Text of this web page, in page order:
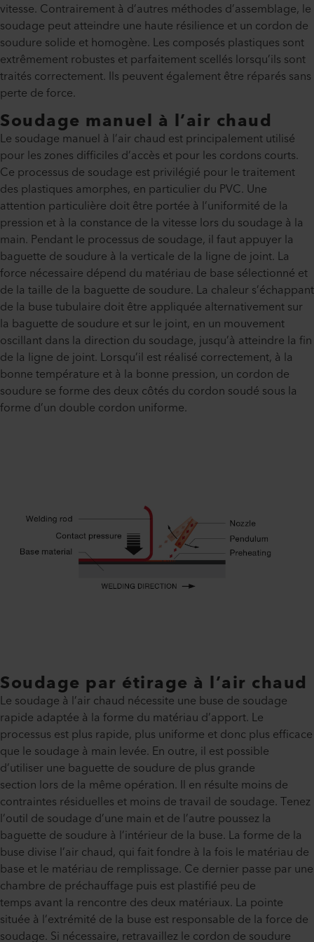
vitesse. Contrairement à d’autres méthodes d’assemblage, le
soudage peut atteindre une haute résilience et un cordon de
soudure solide et homogène. Les composés plastiques sont
extrêmement robustes et parfaitement scellés lorsqu’ils sont
traités correctement. Ils peuvent également être réparés sans
perte de force.
Soudage manuel à l’air chaud
Le soudage manuel à l’air chaud est principalement utilisé
pour les zones difficiles d’accès et pour les cordons courts.
Ce processus de soudage est privilégié pour le traitement
des plastiques amorphes, en particulier du PVC. Une
attention particulière doit être portée à l’uniformité de la
pression et à la constance de la vitesse lors du soudage à la
main. Pendant le processus de soudage, il faut appuyer la
baguette de soudure à la verticale de la ligne de joint. La
force nécessaire dépend du matériau de base sélectionné et
de la taille de la baguette de soudure. La chaleur s’échappant
de la buse tubulaire doit être appliquée alternativement sur
la baguette de soudure et sur le joint, en un mouvement
oscillant dans la direction du soudage, jusqu’à atteindre la fin
de la ligne de joint. Lorsqu’il est réalisé correctement, à la
bonne température et à la bonne pression, un cordon de
soudure se forme des deux côtés du cordon soudé sous la
forme d’un double cordon uniforme.
Soudage par étirage à l’air chaud
Le soudage à l’air chaud nécessite une buse de soudage
rapide adaptée à la forme du matériau d’apport. Le
processus est plus rapide, plus uniforme et donc plus efficace
que le soudage à main levée. En outre, il est possible
d’utiliser une baguette de soudure de plus grande
section lors de la même opération. Il en résulte moins de
contraintes résiduelles et moins de travail de soudage. Tenez
l’outil de soudage d’une main et de l’autre poussez la
baguette de soudure à l’intérieur de la buse. La forme de la
buse divise l’air chaud, qui fait fondre à la fois le matériau de
base et le matériau de remplissage. Ce dernier passe par une
chambre de préchauffage puis est plastifié peu de
temps avant la rencontre des deux matériaux. La pointe
située à l’extrémité de la buse est responsable de la force de
soudage. Si nécessaire, retravaillez le cordon de soudure